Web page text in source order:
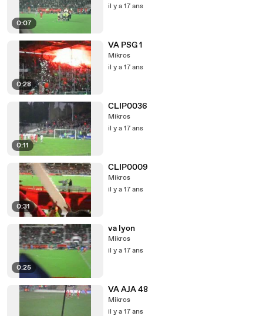
0:07
il y a 17 ans
0:28
VA PSG 1
Mikros
il y a 17 ans
0:11
CLIP0036
Mikros
il y a 17 ans
0:31
CLIP0009
Mikros
il y a 17 ans
0:25
va lyon
Mikros
il y a 17 ans
VA AJA 48
Mikros
il y a 17 ans